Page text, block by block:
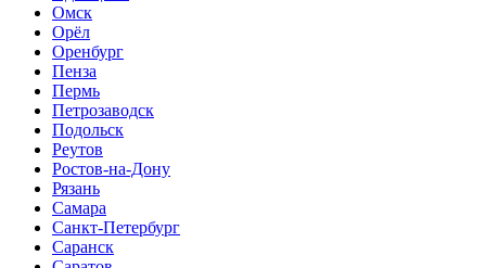
Омск
Орёл
Оренбург
Пенза
Пермь
Петрозаводск
Подольск
Реутов
Ростов-на-Дону
Рязань
Самара
Санкт-Петербург
Саранск